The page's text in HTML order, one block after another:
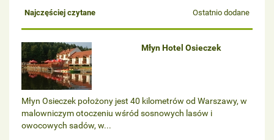
Najczęściej czytane Ostatnio dodane
Młyn Hotel Osieczek
Młyn Osieczek położony jest 40 kilometrów od Warszawy, w
malowniczym otoczeniu wśród sosnowych lasów i
owocowych sadów, w...